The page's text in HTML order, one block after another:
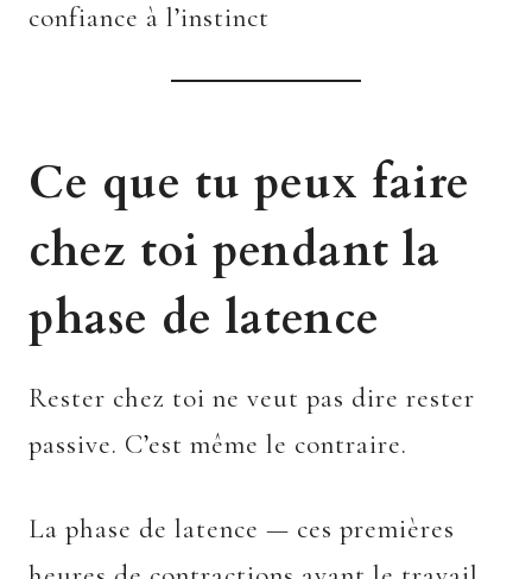
confiance à l’instinct
Ce que tu peux faire
chez toi pendant la
phase de latence
Rester chez toi ne veut pas dire rester
passive. C’est même le contraire.
La phase de latence — ces premières